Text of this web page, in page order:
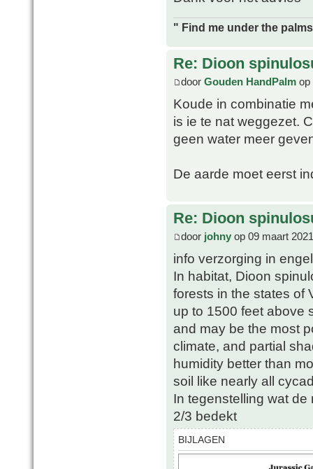
" Find me under the
Re: Dioon
door Gouden HandPalm op
Koude in combinatie
is ie te nat weggezet.
geen water meer
De aarde moet eerst
Re: Dioon
door johny op 09 maart
info verzorging in
In habitat, Dioon
forests in the states of
up to 1500 feet above
and may be the most
climate, and partial
humidity better than
soil like nearly all
In tegenstelling wat
2/3 bedekt
BIJLAGEN